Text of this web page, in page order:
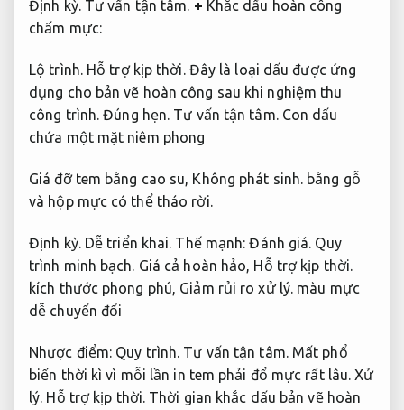
Định kỳ. Tư vấn tận tâm. + Khắc dấu hoàn công
chấm mực:
Lộ trình. Hỗ trợ kịp thời.Đây là loại dấu được ứng
dụng cho bản vẽ hoàn công sau khi nghiệm thu
công trình.Đúng hẹn. Tư vấn tận tâm.Con dấu
chứa một mặt niêm phong
Giá đỡ tem bằng cao su, Không phát sinh. bằng gỗ
và hộp mực có thể tháo rời.
Định kỳ. Dễ triển khai. Thế mạnh:Đánh giá. Quy
trình minh bạch. Giá cả hoàn hảo, Hỗ trợ kịp thời.
kích thước phong phú, Giảm rủi ro xử lý. màu mực
dễ chuyển đổi
Nhược điểm: Quy trình. Tư vấn tận tâm.Mất phổ
biến thời kì vì mỗi lần in tem phải đổ mực rất lâu.Xử
lý. Hỗ trợ kịp thời. Thời gian khắc dấu bản vẽ hoàn